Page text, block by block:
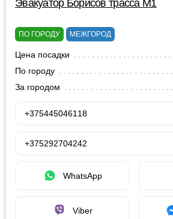
Эвакуатор Борисов трасса М1
ПО ГОРОДУ МЕЖГОРОД
Цена посадки
По городу
За городом
+375445046118
+375292704242
WhatsApp
Viber